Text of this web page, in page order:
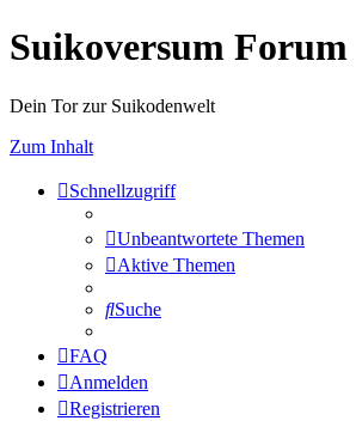
Suikoversum Forum
Dein Tor zur Suikodenwelt
Zum Inhalt
Schnellzugriff
Unbeantwortete Themen
Aktive Themen
Suche
FAQ
Anmelden
Registrieren